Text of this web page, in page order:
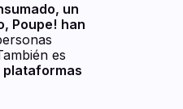
un
Poupe! han
es
plataformas